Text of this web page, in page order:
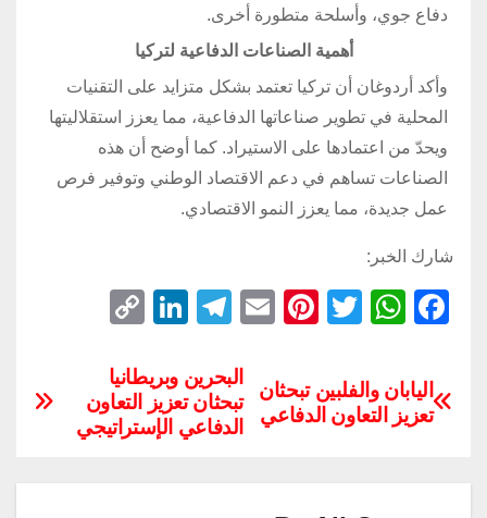
دفاع جوي، وأسلحة متطورة أخرى.
أهمية الصناعات الدفاعية لتركيا
وأكد أردوغان أن تركيا تعتمد بشكل متزايد على التقنيات
المحلية في تطوير صناعاتها الدفاعية، مما يعزز استقلاليتها
ويحدّ من اعتمادها على الاستيراد. كما أوضح أن هذه
الصناعات تساهم في دعم الاقتصاد الوطني وتوفير فرص
عمل جديدة، مما يعزز النمو الاقتصادي.
شارك الخبر:
F
c
e
W
at
s
T
tt
er
Pi
er
e
E
ail
T
e
gr
a
Li
k
e
dI
y
Li
البحرين وبريطانيا
تبحثان تعزيز التعاون
الدفاعي الإستراتيجي
اليابان والفلبين تبحثان
تعزيز التعاون الدفاعي